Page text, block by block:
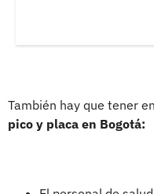
También hay que tener
pico y placa en Bogotá: